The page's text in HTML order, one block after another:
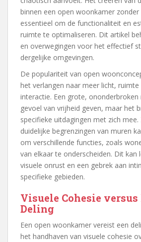
binnen een open woonkamer zonder
essentieel om de functionaliteit en
ruimte te optimaliseren. Dit artikel
en overwegingen voor het effectief
dergelijke omgevingen.
De populariteit van open
het verlangen naar meer licht, ruimte
interactie. Een grote, ononderbroken
gevoel van vrijheid geven, maar het
specifieke uitdagingen met zich mee.
duidelijke begrenzingen van muren
om verschillende functies, zoals
van elkaar te onderscheiden. Dit kan
visuele onrust en een gebrek aan
specifieke gebieden.
Visuele Cohesie
Deling
Een open woonkamer vereist een
het handhaven van visuele cohesie